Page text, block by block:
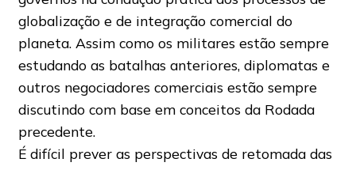
globalização e de integração comercial do
planeta. Assim como os militares estão sempre
estudando as batalhas anteriores, diplomatas e
outros negociadores comerciais estão sempre
discutindo com base em conceitos da Rodada
precedente.
É difícil prever as perspectivas de retomada das